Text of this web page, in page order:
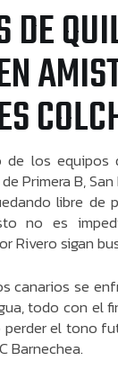
DE
de los equipos
Primera B,
libre de
no es
Rivero sigan
canarios se
todo con el
el tono
Barnechea.